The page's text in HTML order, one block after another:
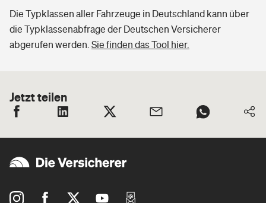
Die Typklassen aller Fahrzeuge in Deutschland kann über
die Typklassenabfrage der Deutschen Versicherer
abgerufen werden. Sie finden das Tool hier.
Jetzt teilen